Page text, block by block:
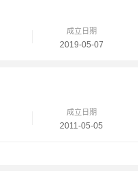
成立日期
2019-05-07
成立日期
2011-05-05